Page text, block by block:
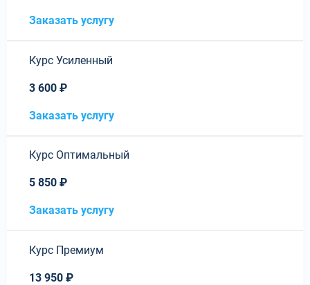
Заказать услугу
Курс Усиленный
3 600 ₽
Заказать услугу
Курс Оптимальный
5 850 ₽
Заказать услугу
Курс Премиум
13 950 ₽